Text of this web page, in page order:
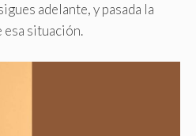
adelante, y pasada la
esa situación.